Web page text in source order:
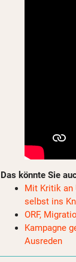
Das könnte Sie
Mit Kritik an
selbst ins
ORF,
Kampagne
Ausreden